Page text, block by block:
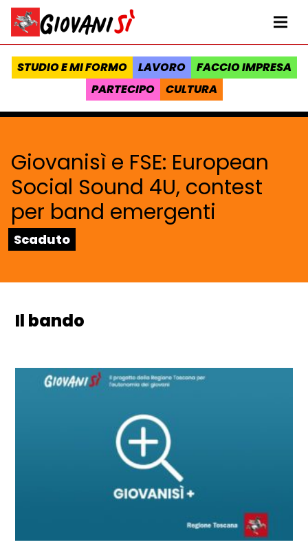
Vai al contenuto
Homepage Giovanisì - Progetto della Regione Toscana
STUDIO E MI FORMO LAVORO
FACCIO IMPRESA
PARTECIPO
CULTURA
Giovanisì e FSE: European
Social Sound 4U, contest
per band emergenti
Stato:
Scaduto
Il bando